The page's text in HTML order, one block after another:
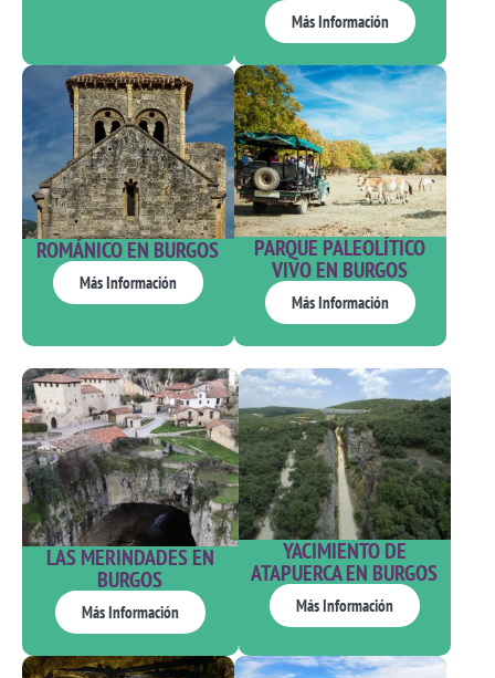
Más Información
ROMÁNICO EN BURGOS
Más Información
PARQUE PALEOLÍTICO
VIVO EN BURGOS​
Más Información
LAS MERINDADES EN
BURGOS
Más Información
YACIMIENTO DE
ATAPUERCA EN BURGOS
Más Información